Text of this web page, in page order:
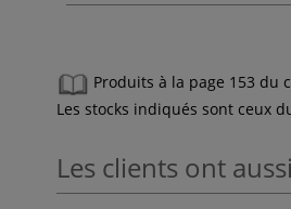
Produits à la page 153 du
Les stocks indiqués sont ceux
Les clients ont